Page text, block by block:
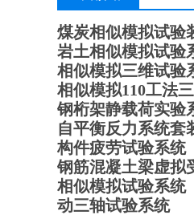
煤炭相似模拟试验
岩土相似模拟试验
相似模拟三维试验
相似模拟110工法
钢桁架静载荷实
自平衡反力系统套
构件疲劳试验系统
钢筋混凝土梁虚
相似模拟试验系统
动三轴试验系统